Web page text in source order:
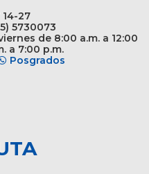
14-27
5730073
de 8:00 a.m. a 12:00
a 7:00 p.m.
Posgrados